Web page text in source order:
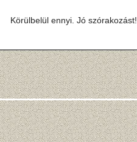
Körülbelül ennyi. Jó szórakozást!